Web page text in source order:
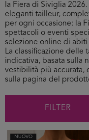
la Fiera di Siviglia
eleganti tailleur,
per ogni occasione: la
spettacoli o eventi
selezione online di abiti
La classificazione delle
indicativa, basata sulla
vestibilità più accurata,
sulla pagina del
FILTER
NUOVO